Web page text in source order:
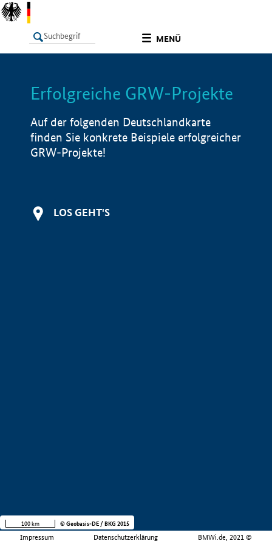
MENÜ
LISTE Info
Erfolgreiche GRW-Projekte
Auf der folgenden Deutschlandkarte
finden Sie konkrete Beispiele erfolgreicher
GRW-Projekte!
LOS GEHT'S
Impressum Datenschutzerklärung BMWi.de, 2021 ©
100 km © Geobasis-DE / BKG 2015